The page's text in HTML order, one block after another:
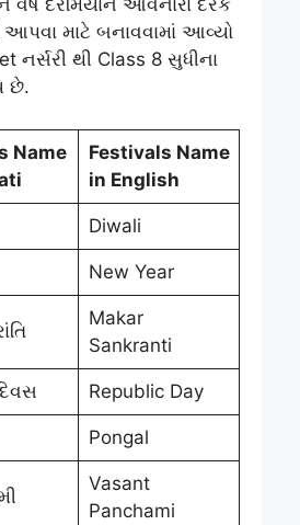
દરમિયાન આવનારા દરેક
આપવા માટે બનાવવામાં આવ્યો
થી Class 8 સુધીના
છે.
Name
Festivals Name
in English
Diwali
New Year
Makar
Sankranti
Republic Day
Pongal
Vasant
Panchami